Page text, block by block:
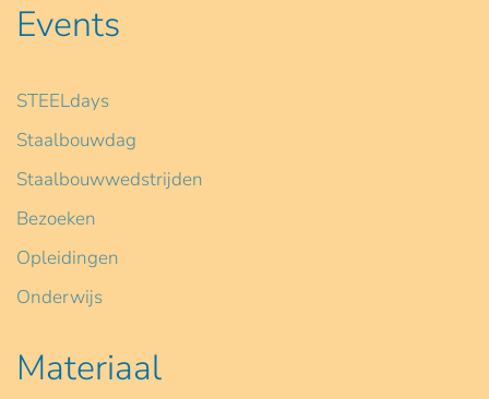
Events
STEELdays
Staalbouwdag
Staalbouwwedstrijden
Bezoeken
Opleidingen
Onderwijs
Materiaal